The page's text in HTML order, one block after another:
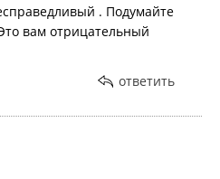
. Подумайте
вам отрицательный
ответить